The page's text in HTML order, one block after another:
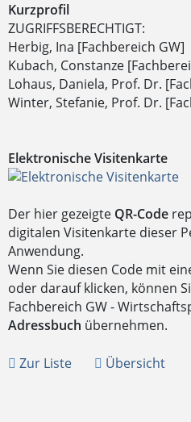
Kurzprofil
ZUGRIFFSBERECHTIGT:
Herbig, Ina [Fachbereich GW]
Kubach, Constanze
Lohaus, Daniela, Prof. Dr.
Winter, Stefanie, Prof. Dr.
Elektronische Visitenkarte
Der hier gezeigte QR-Code
digitalen Visitenkarte dieser
Anwendung.
Wenn Sie diesen Code mit
oder darauf klicken, können
Fachbereich GW -
Adressbuch übernehmen.
Zur Liste Übersicht